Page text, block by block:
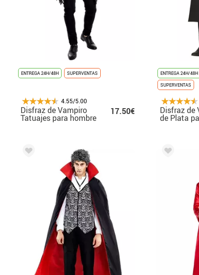
ENTREGA 24H/48H SUPERVENTAS
4.55/5.00
Disfraz de Vampiro
Tatuajes para hombre
17.50€
ENTREGA 24H/48H
SUPERVENTAS
Disfraz de
de Plata